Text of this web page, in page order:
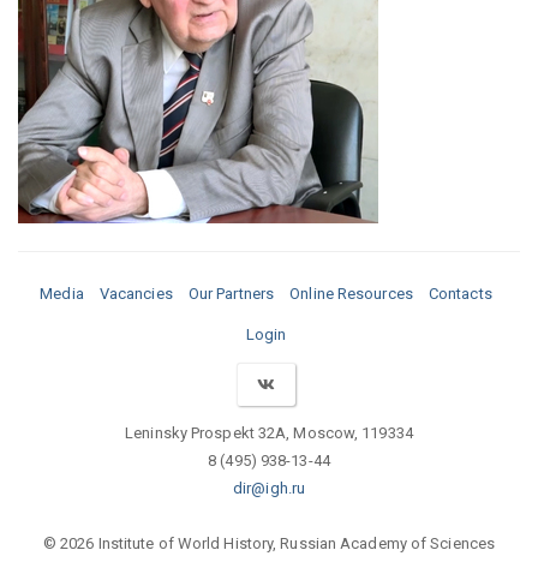
Media Vacancies Our Partners Online Resources Contacts
Login
Leninsky Prospekt 32A, Moscow, 119334
8 (495) 938-13-44
dir@igh.ru
© 2026 Institute of World History, Russian Academy of Sciences